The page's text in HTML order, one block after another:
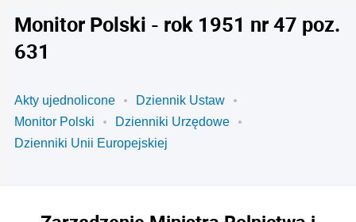
Monitor Polski - rok 1951 nr 47 poz.
631
Akty ujednolicone
Dziennik Ustaw
Monitor Polski
Dzienniki Urzędowe
Dzienniki Unii Europejskiej